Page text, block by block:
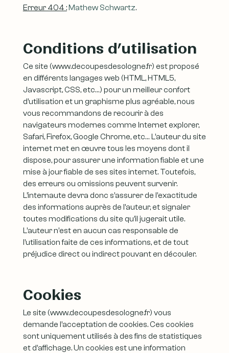
Erreur 404 :Mathew Schwartz.
Conditions d’utilisation
Ce site (www.decoupesdesologne.fr) est proposé
en différents langages web (HTML, HTML5,
Javascript, CSS, etc…) pour un meilleur confort
d’utilisation et un graphisme plus agréable, nous
vous recommandons de recourir à des
navigateurs modernes comme Internet explorer,
Safari, Firefox, Google Chrome, etc… L’auteur du site
internet met en œuvre tous les moyens dont il
dispose, pour assurer une information fiable et une
mise à jour fiable de ses sites internet. Toutefois,
des erreurs ou omissions peuvent survenir.
L’internaute devra donc s’assurer de l’exactitude
des informations auprès de l’auteur, et signaler
toutes modifications du site qu’il jugerait utile.
L’auteur n’est en aucun cas responsable de
l’utilisation faite de ces informations, et de tout
préjudice direct ou indirect pouvant en découler.
Cookies
Le site (www.decoupesdesologne.fr) vous
demande l’acceptation de cookies. Ces cookies
sont uniquement utilisés à des fins de statistiques
et d’affichage. Un cookies est une information